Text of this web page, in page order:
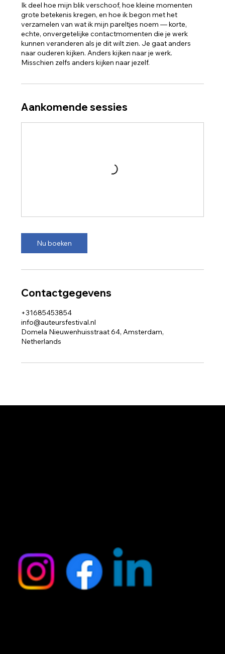
Ik deel hoe mijn blik verschoof, hoe kleine momenten
grote betekenis kregen, en hoe ik begon met het
verzamelen van wat ik mijn pareltjes noem — korte,
echte, onvergetelijke contactmomenten die je werk
kunnen veranderen als je dit wilt zien. Je gaat anders
naar ouderen kijken. Anders kijken naar je werk.
Misschien zelfs anders kijken naar jezelf.
Aankomende sessies
Nu boeken
Contactgegevens
+31685453854
info@auteursfestival.nl
Domela Nieuwenhuisstraat 64, Amsterdam,
Netherlands